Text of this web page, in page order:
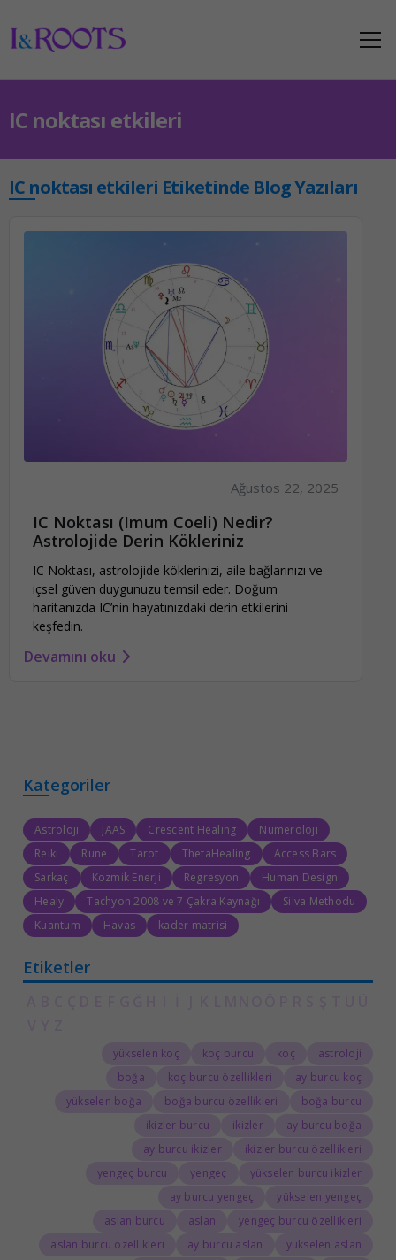
IC noktası etkileri
IC noktası etkileri Etiketinde Blog Yazıları
Ağustos 22, 2025
IC Noktası (Imum Coeli) Nedir?
Astrolojide Derin Kökleriniz
IC Noktası, astrolojide köklerinizi, aile bağlarınızı ve
içsel güven duygunuzu temsil eder. Doğum
haritanızda IC’nin hayatınızdaki derin etkilerini
keşfedin.
Devamını oku
Kategoriler
Astroloji JAAS Crescent Healing
Numeroloji
Reiki
Rune Tarot ThetaHealing
Access Bars
Sarkaç
Kozmik Enerji Regresyon
Human Design
Healy
Tachyon 2008 ve 7 Çakra Kaynağı
Silva Methodu
Kuantum
Havas kader matrisi
Etiketler
astroloji
koç
koç burcu
yükselen koç
ay burcu koç
koç burcu özellikleri
boğa
boğa burcu
boğa burcu özellikleri
yükselen boğa
ay burcu boğa
ikizler
ikizler burcu
ikizler burcu özellikleri
ay burcu ikizler
yükselen burcu ikizler
yengeç
yengeç burcu
yükselen yengeç
ay burcu yengeç
yengeç burcu özellikleri
aslan
aslan burcu
yükselen aslan
ay burcu aslan
aslan burcu özellikleri